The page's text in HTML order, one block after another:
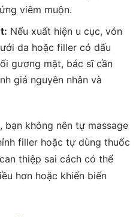
viêm muộn.
Nếu xuất hiện u cục, vón
da hoặc filler có dấu
gương mặt, bác sĩ cần
giá nguyên nhân và
không nên tự massage
filler hoặc tự dùng thuốc
thiệp sai cách có thể
hơn hoặc khiến biến